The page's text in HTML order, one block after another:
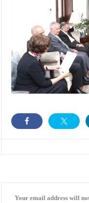
Your email address will